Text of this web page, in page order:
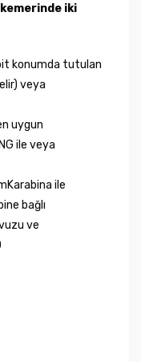
kemerinde iki
konumda tutulan
veya
uygun
ile veya
ile
bağlı
ve